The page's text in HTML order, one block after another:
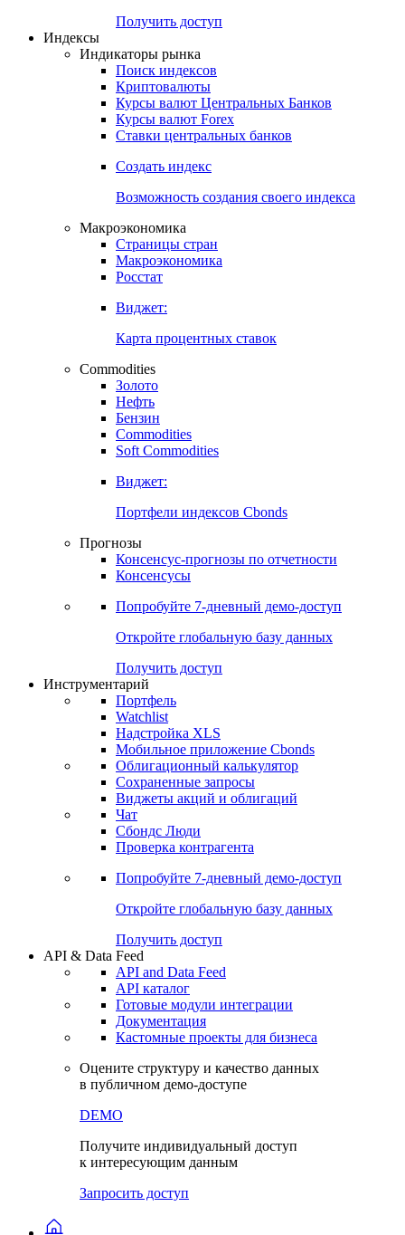
Попробуйте7-дневный
Откройте глобальную базу данных
Получить доступ
Индикаторы рынка
Поиск индексов
Курсы валют Центральных Банков
Ставки центральных банков
Создать индекс
Возможность создания своего индекса
Страницы стран
Росстат
Виджет:
Карта процентных ставок
Commodities
Золото
Бензин
Soft Commodities
Виджет:
Портфели индексов Cbonds
Прогнозы
Консенсусы
Попробуйте7-дневный
Откройте глобальную базу данных
Получить доступ
Инструментарий
Портфель
Watchlist
Надстройка XLS
Мобильное приложение Cbonds
Облигационный калькулятор
Сохраненные запросы
Чат
Проверка контрагента
Попробуйте7-дневный
Откройте глобальную базу данных
Получить доступ
API & Data Feed
API and Data Feed
Готовые модули интеграции
Документация
в публичном демо-доступе